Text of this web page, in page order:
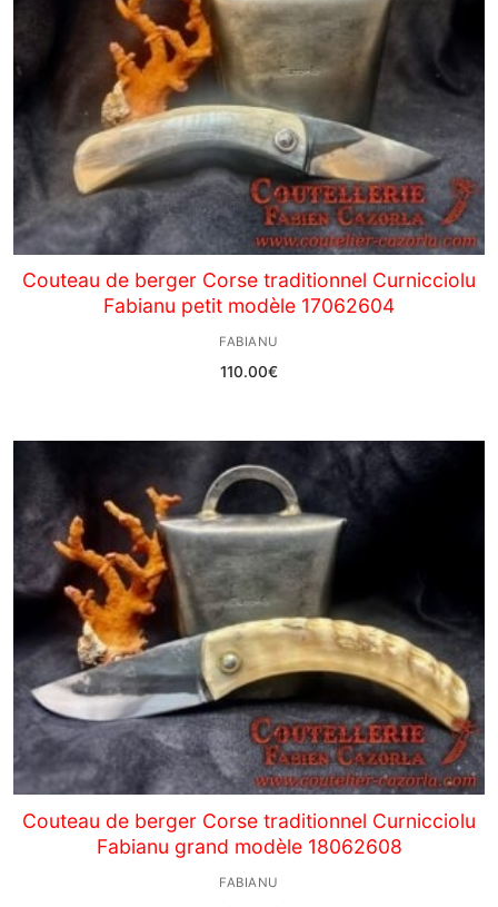
Couteau de berger Corse traditionnel Curnicciolu
Fabianu petit modèle 17062604
FABIANU
110.00€
Couteau de berger Corse traditionnel Curnicciolu
Fabianu grand modèle 18062608
FABIANU